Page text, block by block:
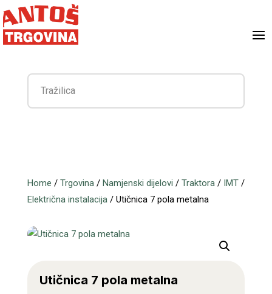
Home / Trgovina / Namjenski dijelovi / Traktora / IMT/
Električna instalacija / Utičnica 7 pola metalna
Utičnica 7 pola metalna